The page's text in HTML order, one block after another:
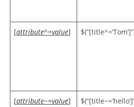
[attribute^=value]
[attribute~=value]